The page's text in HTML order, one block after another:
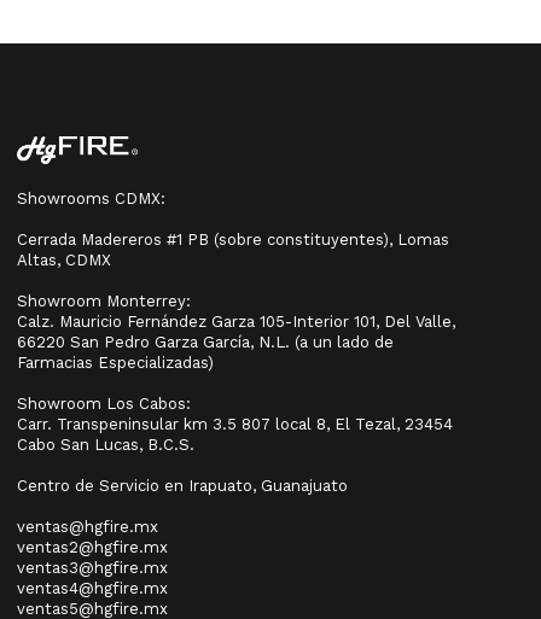
Showrooms CDMX:
Cerrada Madereros #1 PB (sobre constituyentes), Lomas
Altas, CDMX
Showroom Monterrey:
Calz. Mauricio Fernández Garza 105-Interior 101, Del Valle,
66220 San Pedro Garza García, N.L. (a un lado de
Farmacias Especializadas)
Showroom Los Cabos:
Carr. Transpeninsular km 3.5 807 local 8, El Tezal, 23454
Cabo San Lucas, B.C.S.
Centro de Servicio en Irapuato, Guanajuato
ventas@hgfire.mx
ventas2@hgfire.mx
ventas3@hgfire.mx
ventas4@hgfire.mx
ventas5@hgfire.mx